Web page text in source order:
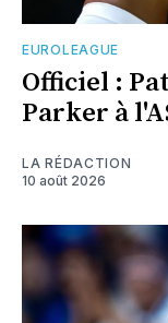
EUROLEAGUE
Officiel :
Parker à
LA RÉDACTION
10 août 2026